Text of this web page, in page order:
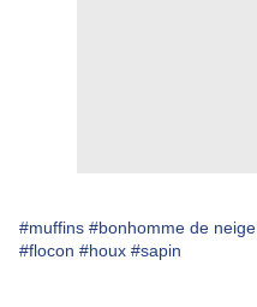
#muffins #bonhomme de neige
#flocon #houx #sapin